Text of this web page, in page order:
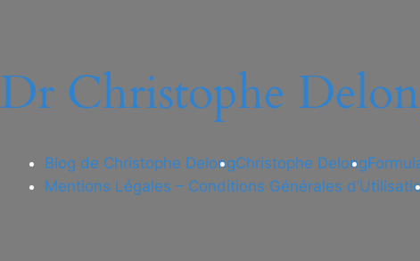
Dr Christophe
Blog de Christophe DelongChristophe Delong
Mentions Légales – Conditions Générales